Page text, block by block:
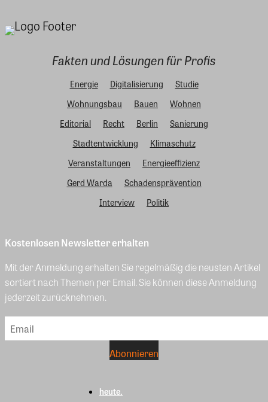
Fakten und Lösungen für Profis
Energie Digitalisierung
Studie
Wohnungsbau
Bauen
Wohnen
Editorial
Recht Berlin
Sanierung
Stadtentwicklung
Klimaschutz
Veranstaltungen
Energieeffizienz
Gerd Warda
Schadensprävention
Interview
Politik
Kostenlosen Newsletter erhalten
Mit der Anmeldung erhalten Sie regelmäßig die neusten Artikel
sortiert nach Themen per Email. Sie können diese Anmeldung
jederzeit zurücknehmen.
heute.